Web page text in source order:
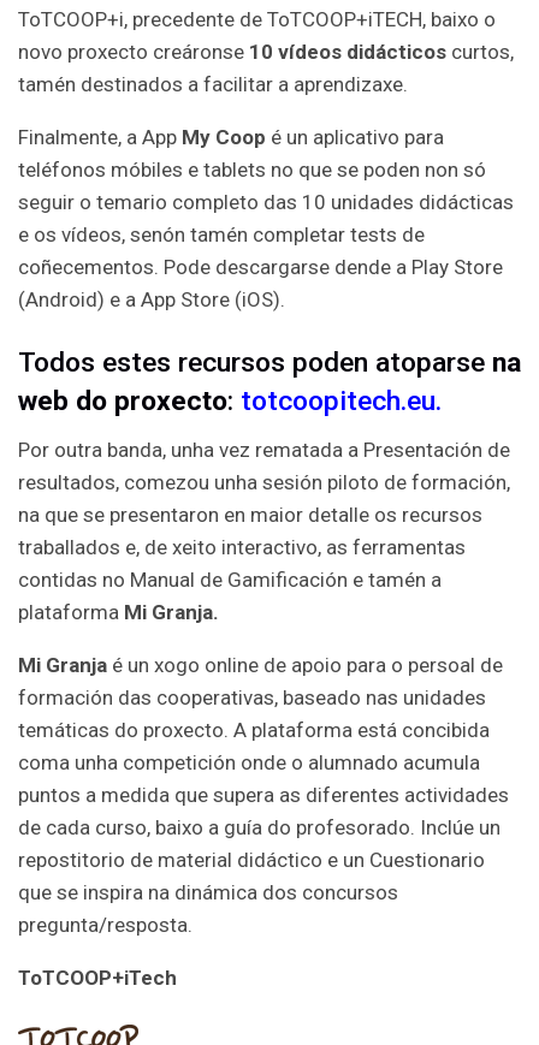
ToTCOOP+i, precedente de ToTCOOP+iTECH, baixo o
novo proxecto creáronse 10 vídeos didácticos curtos,
tamén destinados a facilitar a aprendizaxe.
Finalmente, a App My Coop é un aplicativo para
teléfonos móbiles e tablets no que se poden non só
seguir o temario completo das 10 unidades didácticas
e os vídeos, senón tamén completar tests de
coñecementos. Pode descargarse dende a Play Store
(Android) e a App Store (iOS).
Todos estes recursos poden atoparse na
web do proxecto: totcoopitech.eu.
Por outra banda, unha vez rematada a Presentación de
resultados, comezou unha sesión piloto de formación,
na que se presentaron en maior detalle os recursos
traballados e, de xeito interactivo, as ferramentas
contidas no Manual de Gamificación e tamén a
plataforma Mi Granja.
Mi Granja é un xogo online de apoio para o persoal de
formación das cooperativas, baseado nas unidades
temáticas do proxecto. A plataforma está concibida
coma unha competición onde o alumnado acumula
puntos a medida que supera as diferentes actividades
de cada curso, baixo a guía do profesorado. Inclúe un
repostitorio de material didáctico e un Cuestionario
que se inspira na dinámica dos concursos
pregunta/resposta.
ToTCOOP+iTech